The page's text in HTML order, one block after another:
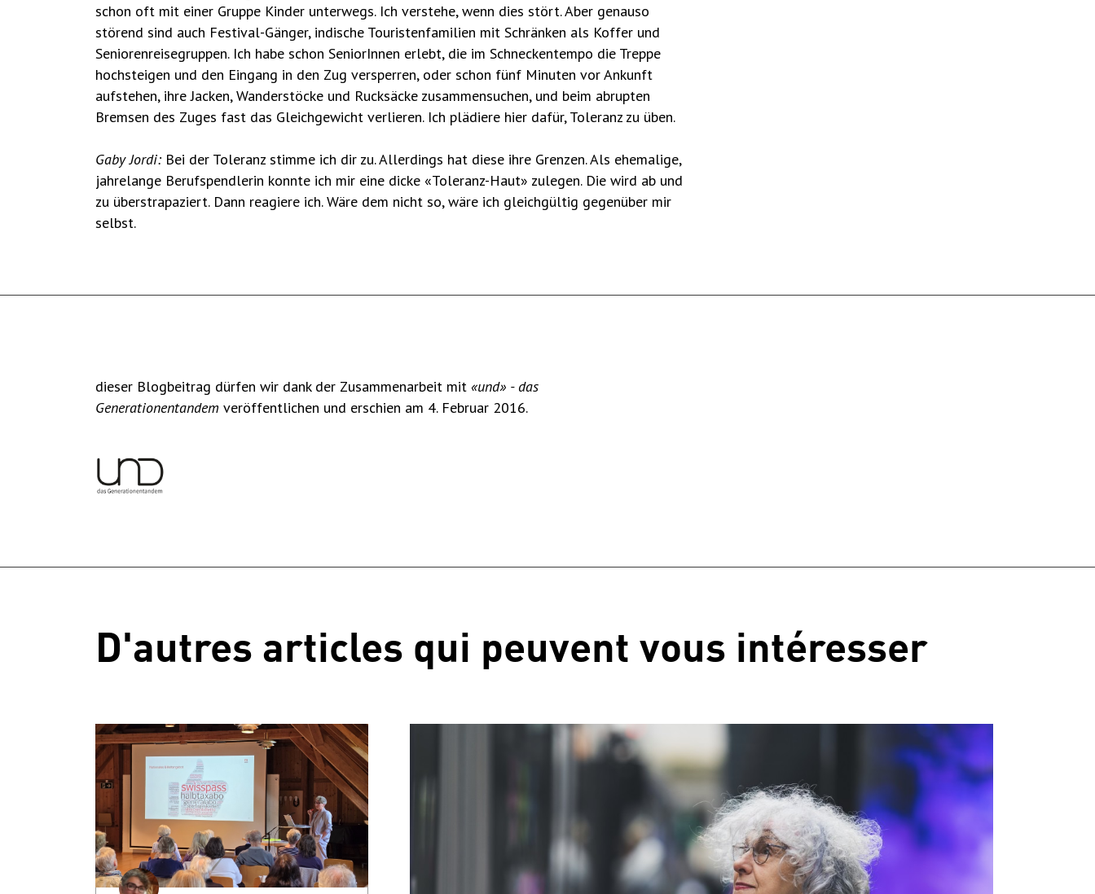
schon oft mit einer Gruppe Kinder unterwegs. Ich verstehe, wenn dies stört. Aber genauso
störend sind auch Festival-Gänger, indische Touristenfamilien mit Schränken als Koffer und
Seniorenreisegruppen. Ich habe schon SeniorInnen erlebt, die im Schneckentempo die Treppe
hochsteigen und den Eingang in den Zug versperren, oder schon fünf Minuten vor Ankunft
aufstehen, ihre Jacken, Wanderstöcke und Rucksäcke zusammensuchen, und beim abrupten
Bremsen des Zuges fast das Gleichgewicht verlieren. Ich plädiere hier dafür, Toleranz zu üben.
Gaby Jordi: Bei der Toleranz stimme ich dir zu. Allerdings hat diese ihre Grenzen. Als ehemalige,
jahrelange Berufspendlerin konnte ich mir eine dicke «Toleranz-Haut» zulegen. Die wird ab und
zu überstrapaziert. Dann reagiere ich. Wäre dem nicht so, wäre ich gleichgültig gegenüber mir
selbst.
dieser Blogbeitrag dürfen wir dank der Zusammenarbeit mit «und» - das
Generationentandem veröffentlichen und erschien am 4. Februar 2016.
D'autres articles qui peuvent vous intéresser